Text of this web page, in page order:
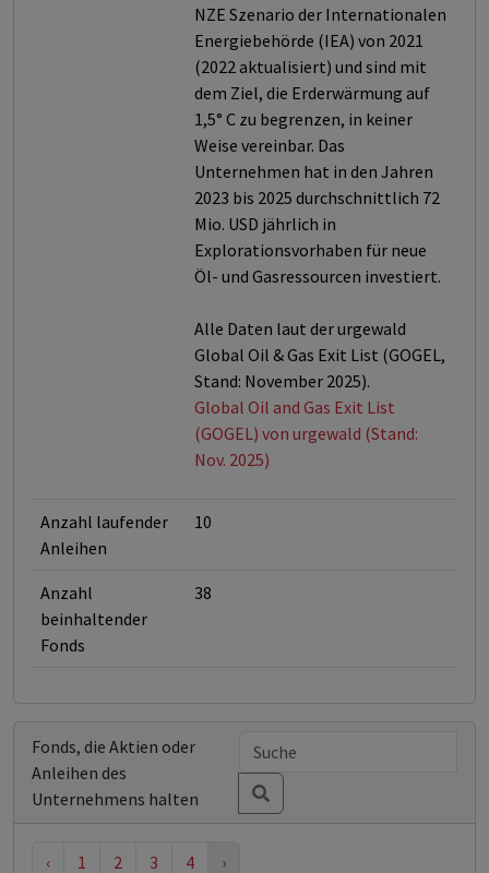
NZE Szenario der Internationalen
Energiebehörde (IEA) von 2021
(2022 aktualisiert) und sind mit
dem Ziel, die Erderwärmung auf
1,5° C zu begrenzen, in keiner
Weise vereinbar. Das
Unternehmen hat in den Jahren
2023 bis 2025 durchschnittlich 72
Mio. USD jährlich in
Explorationsvorhaben für neue
Öl- und Gasressourcen investiert.
Alle Daten laut der urgewald
Global Oil & Gas Exit List (GOGEL,
Stand: November 2025).
Global Oil and Gas Exit List
(GOGEL) von urgewald (Stand:
Nov. 2025)
Anzahl laufender
Anleihen
10
Anzahl
beinhaltender
Fonds
38
Fonds, die Aktien oder
Anleihen des
Unternehmens halten
‹ 1 2 3 4 ›